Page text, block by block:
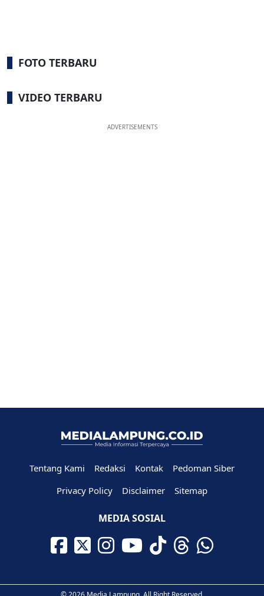
FOTO TERBARU
VIDEO TERBARU
ADVERTISEMENTS
Tentang Kami Redaksi Kontak
Pedoman Siber
Privacy Policy
Disclaimer Sitemap
MEDIA SOSIAL